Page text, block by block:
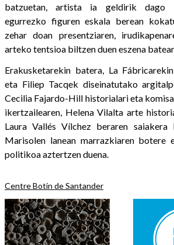
batzuetan, artista ia geldirik dago
egurrezko figuren eskala berean
zehar doan presentziaren,
arteko tentsioa biltzen duen eszena
Erakusketarekin batera, La
eta Filiep Tacqek diseinatutako
Cecilia Fajardo-Hill historialari eta
ikertzailearen, Helena Vilalta arte
Laura Vallés Vílchez beraren saiakera
Marisolen lanean marrazkiaren botere
politikoa aztertzen duena.
Centre Botín de Santander